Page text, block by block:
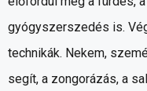
gyógyszerszedés is.
technikák. Nekem,
segít, a zongorázás, a